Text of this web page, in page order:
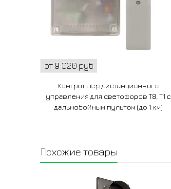
от 9 020 руб
Контроллер дистанционного
управления для светофоров Т8, Т1 с
дальнобойным пультом (до 1 км)
Похожие товары